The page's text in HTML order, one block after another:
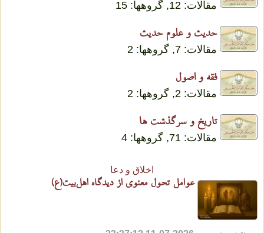
مقالات: 12, گروهها: 15
حدیث و علوم حدیث
مقالات: 7, گروهها: 2
فقه و اصول
مقالات: 2, گروهها: 2
تاریخ و سرگذشت ها
مقالات: 71, گروهها: 4
اخلاق و دعا
عوامل تحول معنوی از دیدگاه اهل‌بیت(ع)